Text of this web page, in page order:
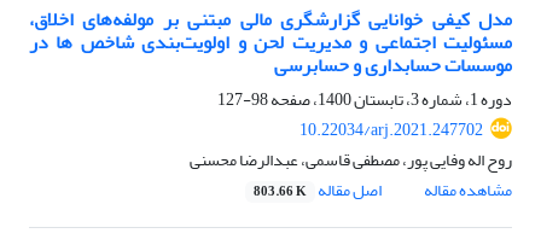
مدل کیفی خوانایی گزارشگری مالی مبتنی بر مولفه‌های اخلاق،
مسئولیت اجتماعی و مدیریت لحن و اولویت‌بندی شاخص ها در
موسسات حسابداری و حسابرسی
دوره 1، شماره 3، تابستان 1400، صفحه
98-127
10.22034/arj.2021.247702
روح اله وفایی پور، مصطفی قاسمی، عبدالرضا محسنی
مشاهده مقاله
اصل مقاله 803.66 K